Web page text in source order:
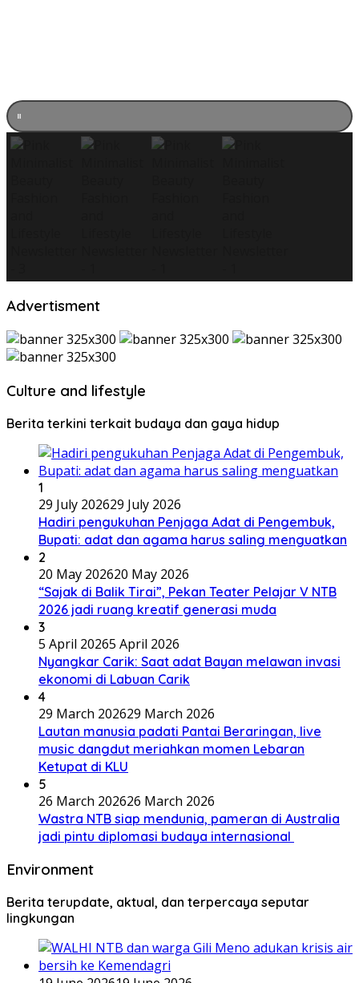
Advertisment
Culture and lifestyle
Berita terkini terkait budaya dan gaya hidup
1
29 July 202629 July 2026
Hadiri pengukuhan Penjaga Adat di Pengembuk,
Bupati: adat dan agama harus saling menguatkan
2
20 May 202620 May 2026
“Sajak di Balik Tirai”, Pekan Teater Pelajar V NTB
2026 jadi ruang kreatif generasi muda
3
5 April 20265 April 2026
Nyangkar Carik: Saat adat Bayan melawan invasi
ekonomi di Labuan Carik
4
29 March 202629 March 2026
Lautan manusia padati Pantai Beraringan, live
music dangdut meriahkan momen Lebaran
Ketupat di KLU
5
26 March 202626 March 2026
Wastra NTB siap mendunia, pameran di Australia
jadi pintu diplomasi budaya internasional
Environment
Berita terupdate, aktual, dan terpercaya seputar
lingkungan